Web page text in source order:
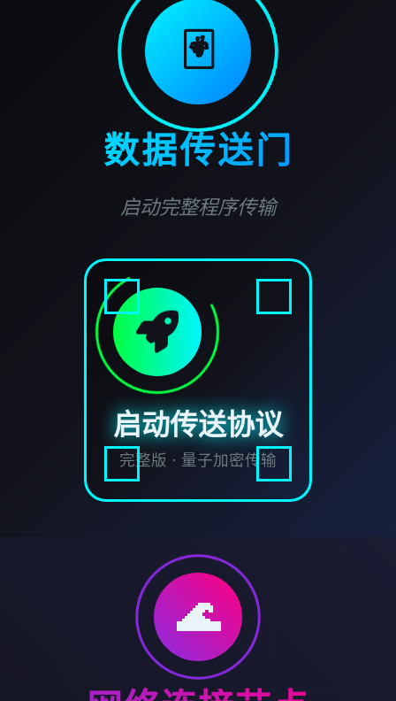
🃏
数据传送门
启动完整程序传输
启动传送协议
完整版 · 量子加密传输
🌊